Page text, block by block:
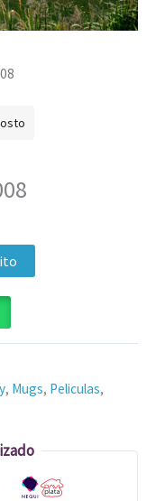
, Mugs, Peliculas,